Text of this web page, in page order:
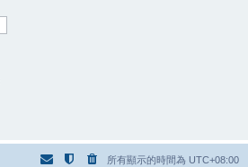
所有顯示的時間為 UTC+08:00